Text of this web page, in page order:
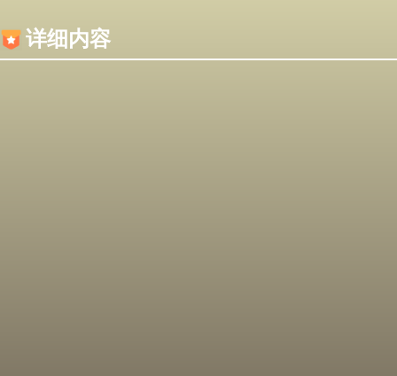
详细内容